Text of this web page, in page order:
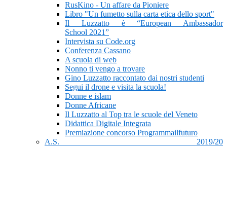
RusKino - Un affare da Pioniere
Libro "Un fumetto sulla carta etica dello sport"
Il Luzzatto è “European Ambassador
School 2021”
Intervista su Code.org
Conferenza Cassano
A scuola di web
Nonno ti vengo a trovare
Gino Luzzatto raccontato dai nostri studenti
Segui il drone e visita la scuola!
Donne e islam
Donne Africane
Il Luzzatto al Top tra le scuole del Veneto
Didattica Digitale Integrata
Premiazione concorso Programmailfuturo
A.S. 2019/20